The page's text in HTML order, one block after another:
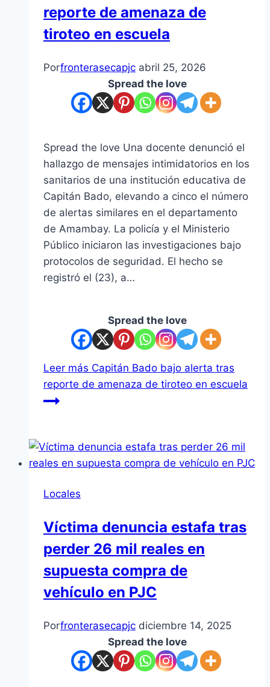
reporte de amenaza de
tiroteo en escuela
Porfronterasecapjc abril 25, 2026
Spread the love
Spread the love Una docente denunció el
hallazgo de mensajes intimidatorios en los
sanitarios de una institución educativa de
Capitán Bado, elevando a cinco el número
de alertas similares en el departamento
de Amambay. La policía y el Ministerio
Público iniciaron las investigaciones bajo
protocolos de seguridad. El hecho se
registró el (23), a…
Spread the love
Leer más Capitán Bado bajo alerta tras
reporte de amenaza de tiroteo en escuela
Locales
Víctima denuncia estafa tras
perder 26 mil reales en
supuesta compra de
vehículo en PJC
Porfronterasecapjc diciembre 14, 2025
Spread the love